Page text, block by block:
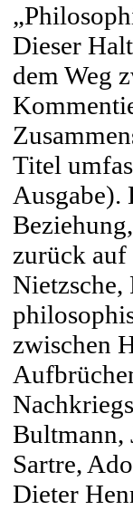
Dieser
dem Weg
Titel
Ausgabe).
zurück auf
Nietzsche,
zwischen
Bultmann,
Sartre,
Dieter